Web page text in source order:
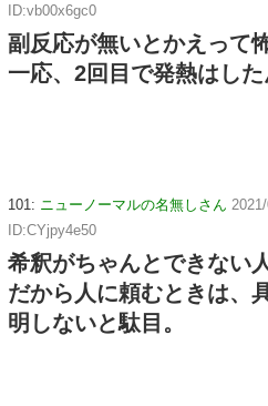
ID:vb00x6gc0
副反応が無いとかえって
一応、2回目で発熱はした
101: ニューノーマルの名無しさん
ID:CYjpy4e50
希釈がちゃんとできない
だから人に頼むときは、
明しないと駄目。